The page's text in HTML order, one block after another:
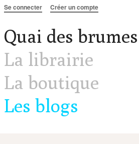
Aller au contenu
Se connecter Créer un compte
La librairie
La boutique
Les blogs
Quai des brumes